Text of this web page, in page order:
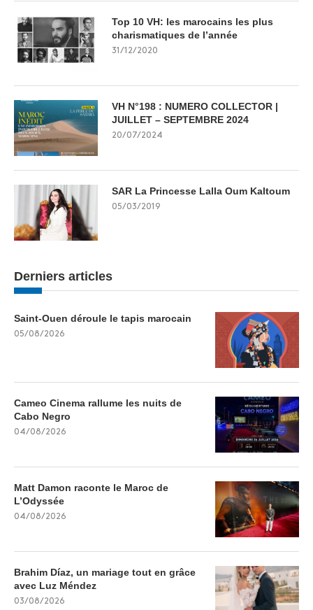
Top 10 VH: les marocains les plus
charismatiques de l’année
31/12/2020
VH N°198 : NUMERO COLLECTOR |
JUILLET – SEPTEMBRE 2024
20/07/2024
SAR La Princesse Lalla Oum Kaltoum
05/03/2019
Derniers articles
Saint-Ouen déroule le tapis marocain
05/08/2026
Cameo Cinema rallume les nuits de
Cabo Negro
04/08/2026
Matt Damon raconte le Maroc de
L’Odyssée
04/08/2026
Brahim Díaz, un mariage tout en grâce
avec Luz Méndez
03/08/2026